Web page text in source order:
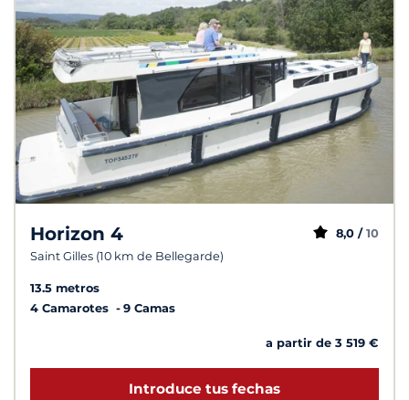
Horizon 4
Saint Gilles (10 km de Bellegarde)
8,0 / 10
13.5 metros
4 Camarotes
9 Camas
a partir de 3 519 €
Introduce tus fechas